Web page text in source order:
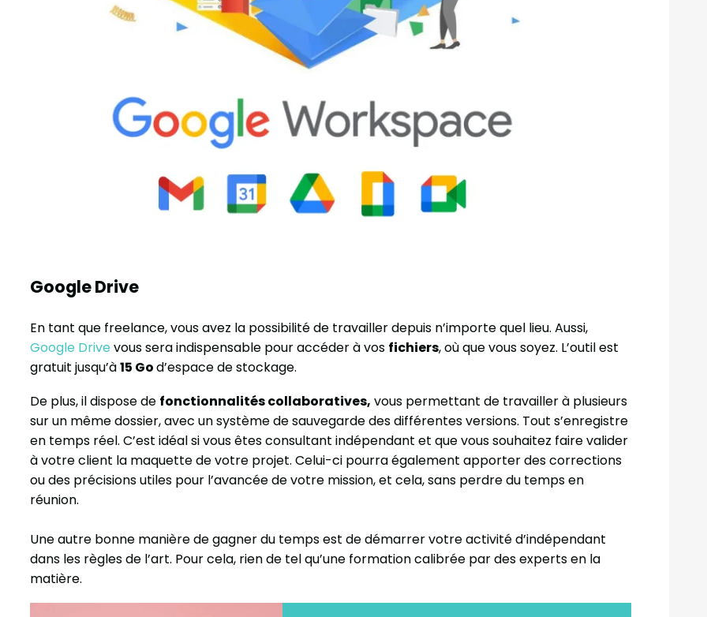
Google Drive
En tant que freelance, vous avez la possibilité de travailler depuis n’importe quel lieu. Aussi,
Google Drive vous sera indispensable pour accéder à vos fichiers, où que vous soyez. L’outil est
gratuit jusqu’à15 God’espace de stockage.
De plus, il dispose de fonctionnalités collaboratives, vous permettant de travailler à plusieurs
sur un même dossier, avec un système de sauvegarde des différentes versions. Tout s’enregistre
en temps réel. C’est idéal si vous êtes consultant indépendant et que vous souhaitez faire valider
à votre client la maquette de votre projet. Celui-ci pourra également apporter des corrections
ou des précisions utiles pour l’avancée de votre mission, et cela, sans perdre du temps en
réunion.
Une autre bonne manière de gagner du temps est de démarrer votre activité d’indépendant
dans les règles de l’art. Pour cela, rien de tel qu’une formation calibrée par des experts en la
matière.